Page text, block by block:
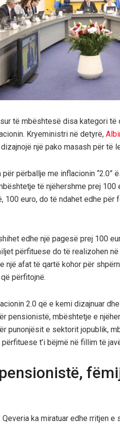
të mbështesë disa kategori të
Kryeministri në detyrë,
një pako masash për të
për përballje me inflacionin
të njëhershme prej 100
100 euro, do të ndahet edhe
edhe një pagesë prej 100
përfituese do të realizohen
një afat të qartë kohor për
përfitojnë.
2.0 që e kemi dizajnuar
pensionistë, mbështetje e
punonjësit e sektorit jopublik,
t’i bëjmë në fillim të
ka miratuar edhe rritjen